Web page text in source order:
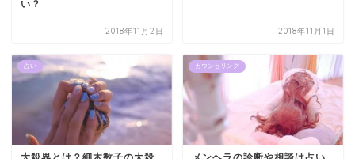
い？
2018年11月2日 2018年11月1日
占い カウンセリング